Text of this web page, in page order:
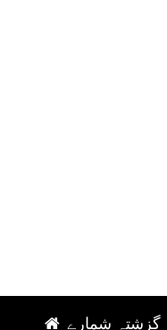
گزشتہ شمارے